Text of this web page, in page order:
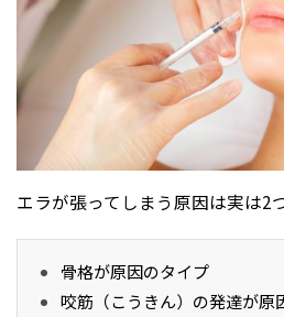
エラが張ってしまう原因は実は2
骨格が原因のタイプ
咬筋（こうきん）の発達が原